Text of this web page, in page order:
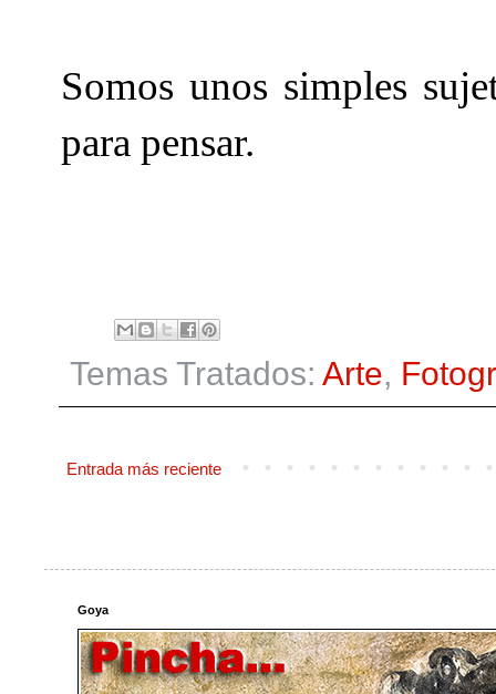
Somos unos simples
para pensar.
Temas Tratados: Arte,
Entrada más reciente
Goya